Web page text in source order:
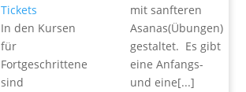
Tickets
In den Kursen
für
Fortgeschrittene
sind
mit sanfteren
Asanas(Übungen)
gestaltet. Es gibt
eine Anfangs-
und eine[...]